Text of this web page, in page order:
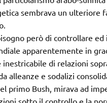
sembrava un ulteriore
però di controllare
apparentemente in
inestricabile di relazioni
alleanze e sodalizi
primo Bush, mirava ad
sotto il controllo e la